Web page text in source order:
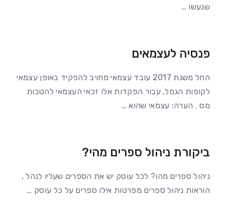
שנעשו …
פנסיה לעצמאים
החל משנת 2017 עובד עצמאי מחויב להפקיד באופן עצמאי
לקופות הגמל, עבור הפקדות אלו זכאי העצמאי להטבות
מס . הערה: עצמאי שהוא …
ביקורת ניהול ספרים מהי?
ניהול ספרים מהו? לכל עוסק יש את הספרים שעליו לנהל ,
הוראות ניהול ספרים מפרטות אילו ספרים על כל עוסק …